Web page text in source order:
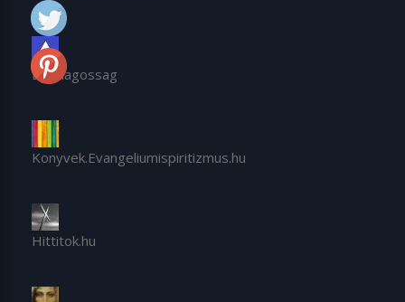
EgiVilagossag
Konyvek.Evangeliumispiritizmus.hu
Hittitok.hu